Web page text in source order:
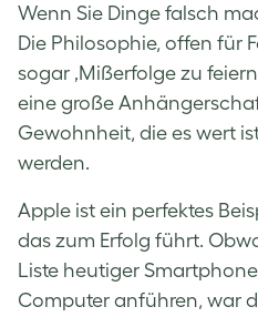
Wenn Sie Dinge falsch
Die Philosophie, offen für
sogar ‚Mißerfolge zu
eine große
Gewohnheit, die es wert
werden.
Apple ist ein perfektes
das zum Erfolg führt.
Liste heutiger
Computer anführen, war